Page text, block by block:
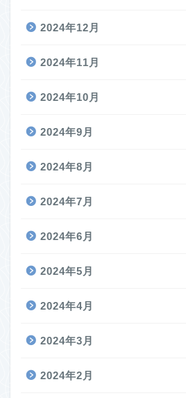
2024年12月
2024年11月
2024年10月
2024年9月
2024年8月
2024年7月
2024年6月
2024年5月
2024年4月
2024年3月
2024年2月